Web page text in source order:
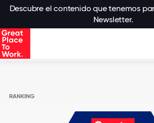
Descubre el contenido que tenemos
Newsletter.
RANKING